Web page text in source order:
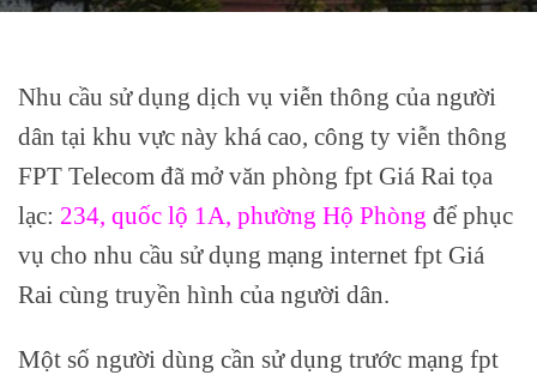
Nhu cầu sử dụng dịch vụ viễn thông của người
dân tại khu vực này khá cao, công ty viễn thông
FPT Telecom đã mở văn phòng fpt Giá Rai tọa
lạc: 234, quốc lộ 1A, phường Hộ Phòng để phục
vụ cho nhu cầu sử dụng mạng internet fpt Giá
Rai cùng truyền hình của người dân.
Một số người dùng cần sử dụng trước mạng fpt